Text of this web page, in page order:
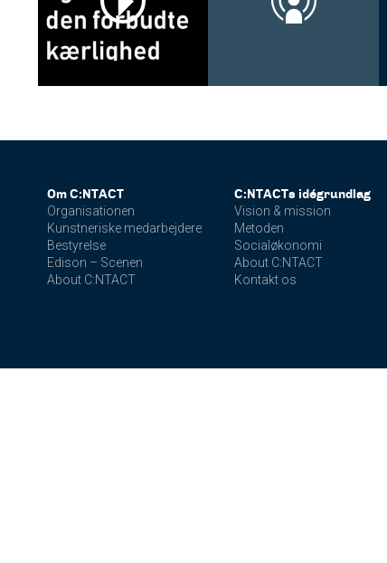
Om C:NTACT
Organisationen
Kunstneriske medarbejdere
Bestyrelse
Edison – Scenen
About C:NTACT
C:NTACTs idégrundlag
Vision & mission
Metoden
Socialøkonomi
About C:NTACT
Kontakt os